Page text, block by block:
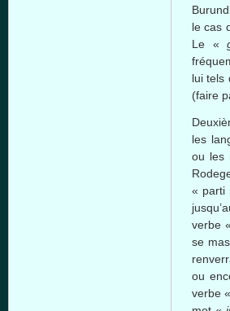
le cas
Le «
lui tels
(faire
les
ou les
« parti
verbe «
se
ou
verbe «